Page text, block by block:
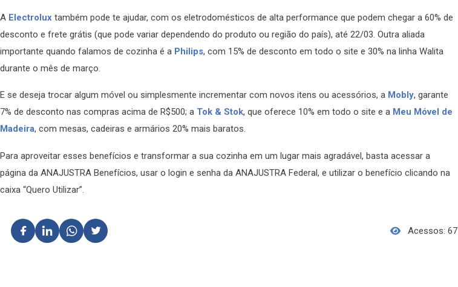
A Electrolux também pode te ajudar, com os eletrodomésticos de alta performance que podem chegar a 60% de
desconto e frete grátis (que pode variar dependendo do produto ou região do país), até 22/03. Outra aliada
importante quando falamos de cozinha é a Philips, com 15% de desconto em todo o site e 30% na linha Walita
durante o mês de março.
E se deseja trocar algum móvel ou simplesmente incrementar com novos itens ou acessórios, a Mobly, garante
7% de desconto nas compras acima de R$500; a Tok & Stok, que oferece 10% em todo o site e a Meu Móvel de
Madeira, com mesas, cadeiras e armários 20% mais baratos.
Para aproveitar esses benefícios e transformar a sua cozinha em um lugar mais agradável, basta acessar a
página da ANAJUSTRA Benefícios, usar o login e senha da ANAJUSTRA Federal, e utilizar o benefício clicando na
caixa “Quero Utilizar”.
Acessos: 67